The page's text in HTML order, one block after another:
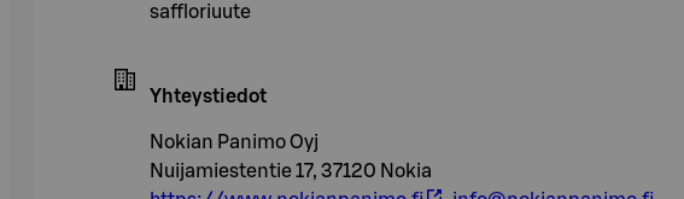
saffloriuute
Yhteystiedot
Nokian Panimo Oyj
Nuijamiestentie 17, 37120 Nokia